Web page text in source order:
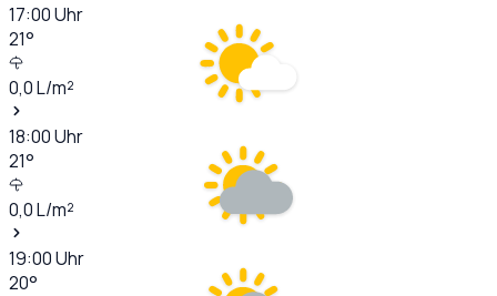
17:00Uhr
21°
0,0L/m²
18:00Uhr
21°
0,0L/m²
19:00Uhr
20°